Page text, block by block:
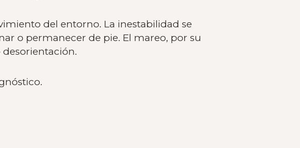
del entorno. La inestabilidad se
o permanecer de pie. El mareo, por su